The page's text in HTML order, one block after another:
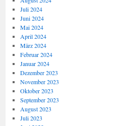
Juli 2024
Juni 2024
Mai 2024
April 2024
März 2024
Februar 2024
Januar 2024
Dezember 2023
November 2023
Oktober 2023
September 2023
August 2023
Juli 2023